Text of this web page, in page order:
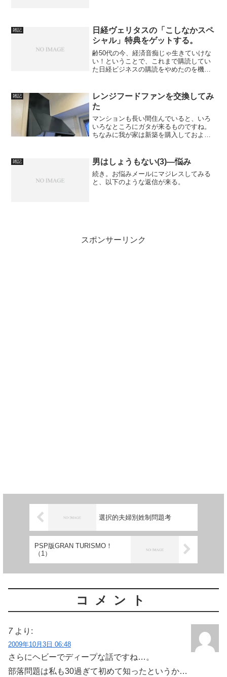
ゆる典型的な理系オタク...
雑記
日経ヴェリタスの「こしなかスペ
シャル」特典をゲットする。
齢50代の今、経済音痴じゃ生きていけな
い！ということで、これまで購読してい
た日経ビジネスの購読をやめたのを機
要なターゲットは経営層ですが、私は経
営者の器じゃなかったので...
雑記
レンジフードファンを交換してみ
た
マンションも長い間住んでいると、いろ
いろなところにガタが来るものですね。
ちなみに我が家は新築を購入しておよそ
寒くなったある朝、レンジフードファン
（ガスレンジの上にある...
雑記 男はしょうもない(3)―悩み
続き。お悩みメールにマジレスしてみる
と、以下のような返信が来る。
スポンサーリンク
選択的夫婦別姓制問題考
PSP版GRAN TURISMO！
（1）
コメント
7 より:
2009年10月3日 06:48
さらにヘビーでディープな話ですね…。
部落問題は私も30過ぎて初めて知ったというか…